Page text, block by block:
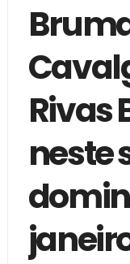
Rivas
neste